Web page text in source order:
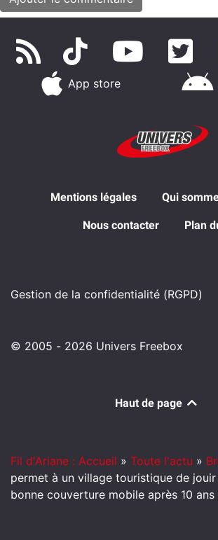
App store
Mentions légales Qui
Nous contacter Plan
Gestion de la confidentialité (RGPD)
© 2005 - 2026 Univers Freebox
Haut de page
Fil d'Ariane : Accueil » Toute l'actu »
permet à un village touristique de jouir
bonne couverture mobile après 10 ans